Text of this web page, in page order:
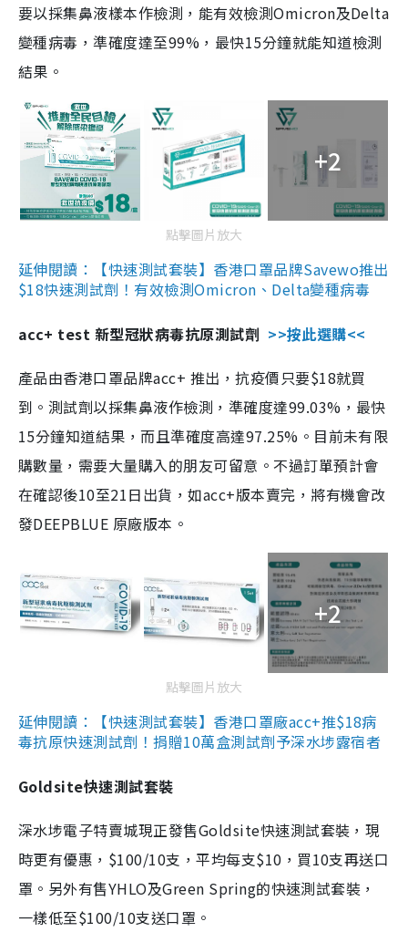
要以採集鼻液樣本作檢測，能有效檢測Omicron及Delta
變種病毒，準確度達至99%，最快15分鐘就能知道檢測
結果。
+2
點擊圖片放大
延伸閱讀：【快速測試套裝】香港口罩品牌Savewo推出
$18快速測試劑！有效檢測Omicron、Delta變種病毒
acc+ test 新型冠狀病毒抗原測試劑 >>按此選購<<
產品由香港口罩品牌acc+ 推出，抗疫價只要$18就買
到。測試劑以採集鼻液作檢測，準確度達99.03%，最快
15分鐘知道結果，而且準確度高達97.25%。目前未有限
購數量，需要大量購入的朋友可留意。不過訂單預計會
在確認後10至21日出貨，如acc+版本賣完，將有機會改
發DEEPBLUE 原廠版本。
+2
點擊圖片放大
延伸閱讀：【快速測試套裝】香港口罩廠acc+推$18病
毒抗原快速測試劑！捐贈10萬盒測試劑予深水埗露宿者
Goldsite快速測試套裝
深水埗電子特賣城現正發售Goldsite快速測試套裝，現
時更有優惠，$100/10支，平均每支$10，買10支再送口
罩。另外有售YHLO及Green Spring的快速測試套裝，
一樣低至$100/10支送口罩。